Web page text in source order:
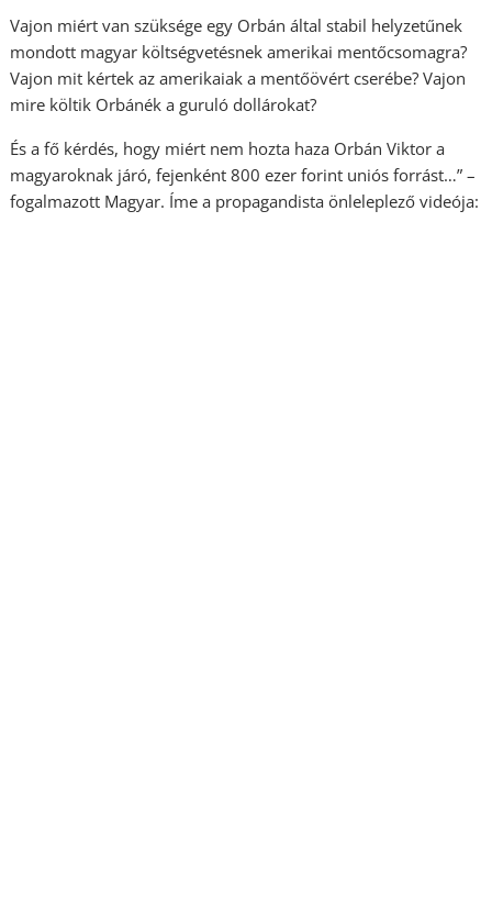
Vajon miért van szüksége egy Orbán által stabil helyzetűnek
mondott magyar költségvetésnek amerikai mentőcsomagra?
Vajon mit kértek az amerikaiak a mentőövért cserébe? Vajon
mire költik Orbánék a guruló dollárokat?
És a fő kérdés, hogy miért nem hozta haza Orbán Viktor a
magyaroknak járó, fejenként 800 ezer forint uniós forrást…” –
fogalmazott Magyar. Íme a propagandista önleleplező videója: